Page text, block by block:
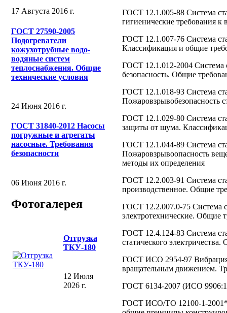
17 Августа 2016 г.
ГОСТ 27590-2005
Подогреватели
кожухотрубные водо-
водяные систем
теплоснабжения. Общие
технические условия
24 Июня 2016 г.
ГОСТ 31840-2012 Насосы
погружные и агрегаты
насосные. Требования
безопасности
06 Июня 2016 г.
Фотогалерея
Отгрузка
ТКУ-180
12 Июля
2026 г.
ГОСТ 12.1.005-88 Система
гигиенические требования к
ГОСТ 12.1.007-76 Система
Классификация и общие
ГОСТ 12.1.012-2004 Система
безопасность. Общие
ГОСТ 12.1.018-93 Система
Пожаровзрывобезопасность
ГОСТ 12.1.029-80 Система
защиты от шума.
ГОСТ 12.1.044-89 Система
Пожаровзрывоопасность
методы их определения
ГОСТ 12.2.003-91 Система
производственное. Общие
ГОСТ 12.2.007.0-75 Система
электротехнические. Общие
ГОСТ 12.4.124-83 Система
статического
ГОСТ ИСО 2954-97 Вибрация
вращательным движением.
ГОСТ 6134-2007 (ИСО
ГОСТ ИСО/ТО 12100-1-2001*